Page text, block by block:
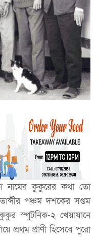
নামের কুকুরের কথা তো
পঞ্চম দশকের সপ্তম
স্পুটনিক-২ খেয়াযানে
প্রথম প্রাণী হিসেবে পুরো